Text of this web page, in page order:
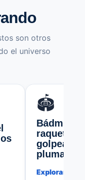
son otros
el universo
🏟️
raqueta,
golpea
pluma
Explorar →